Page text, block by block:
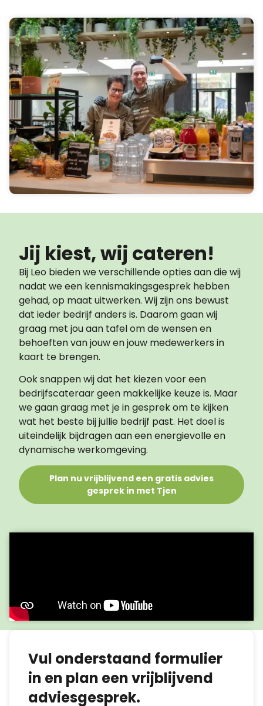
Jij kiest, wij cateren!
Bij Leo bieden we verschillende opties aan die wij
nadat we een kennismakingsgesprek hebben
gehad, op maat uitwerken. Wij zijn ons bewust
dat ieder bedrijf anders is. Daarom gaan wij
graag met jou aan tafel om de wensen en
behoeften van jouw en jouw medewerkers in
kaart te brengen.
Ook snappen wij dat het kiezen voor een
bedrijfscateraar geen makkelijke keuze is. Maar
we gaan graag met je in gesprek om te kijken
wat het beste bij jullie bedrijf past. Het doel is
uiteindelijk bijdragen aan een energievolle en
dynamische werkomgeving.
Plan nu vrijblijvend een gratis advies
gesprek in met Tjen
Vul onderstaand formulier
in en plan een vrijblijvend
adviesgesprek.​